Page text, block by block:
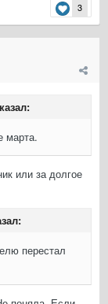
3
марта.
или за долгое
перестал